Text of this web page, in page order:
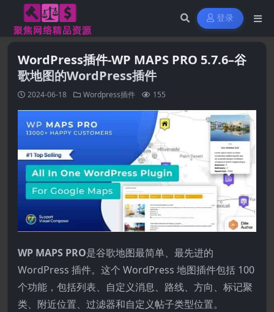
登录
WordPress插件-WP MAPS PRO 5.7.6–谷
歌地图的WordPress插件
2024-06-18 Wordpress插件 155
WP MAPS PRO是谷歌地图最简单、最先进的
WordPress 插件。这个 WordPress 地图插件包括 100
个功能，包括列表、自定义消息、路线、方向、标记聚
类、附近位置、过滤器和自定义帖子类型位置。